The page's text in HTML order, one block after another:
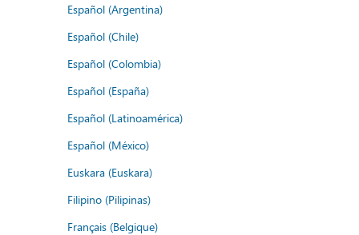
Español (Argentina)
Español (Chile)
Español (Colombia)
Español (España)
Español (Latinoamérica)
Español (México)
Euskara (Euskara)
Filipino (Pilipinas)
Français (Belgique)